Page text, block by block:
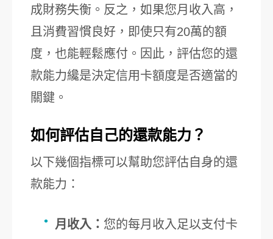
成財務失衡。反之，如果您月收入高，
且消費習慣良好，即使只有20萬的額
度，也能輕鬆應付。因此，評估您的還
款能力纔是決定信用卡額度是否適當的
關鍵。
如何評估自己的還款能力？
以下幾個指標可以幫助您評估自身的還
款能力：
月收入： 您的每月收入足以支付卡